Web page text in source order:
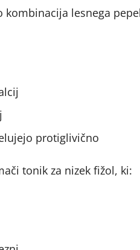
kombinacija lesnega
protiglivično
tonik za nizek fižol, ki: